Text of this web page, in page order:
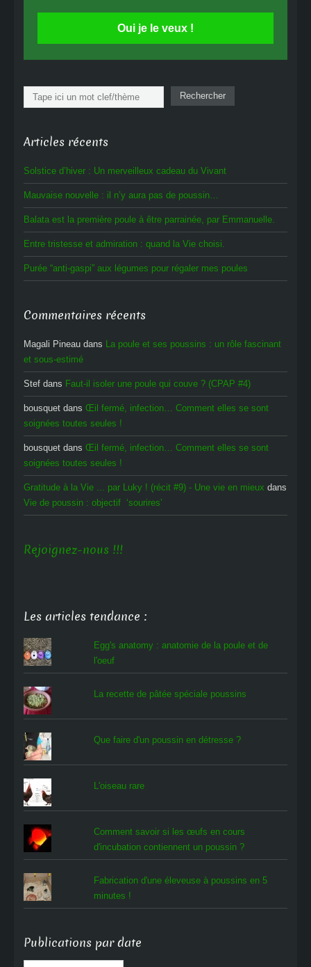
Oui je le veux !
Rechercher Rechercher
Articles récents
Solstice d’hiver : Un merveilleux cadeau du Vivant
Mauvaise nouvelle : il n’y aura pas de poussin…
Balata est la première poule à être parrainée, par Emmanuelle.
Entre tristesse et admiration : quand la Vie choisi.
Purée “anti-gaspi” aux légumes pour régaler mes poules
Commentaires récents
Magali Pineau dans La poule et ses poussins : un rôle fascinant
et sous-estimé
Stef dans Faut-il isoler une poule qui couve ? (CPAP #4)
bousquet dans Œil fermé, infection… Comment elles se sont
soignées toutes seules !
bousquet dans Œil fermé, infection… Comment elles se sont
soignées toutes seules !
Gratitude à la Vie ... par Luky ! (récit #9) - Une vie en mieux dans
Vie de poussin : objectif ‘sourires’
Rejoignez-nous !!!
Les articles tendance :
Egg's anatomy : anatomie de la poule et de
l'oeuf
La recette de pâtée spéciale poussins
Que faire d'un poussin en détresse ?
L'oiseau rare
Comment savoir si les œufs en cours
d'incubation contiennent un poussin ?
Fabrication d'une éleveuse à poussins en 5
minutes !
Publications par date